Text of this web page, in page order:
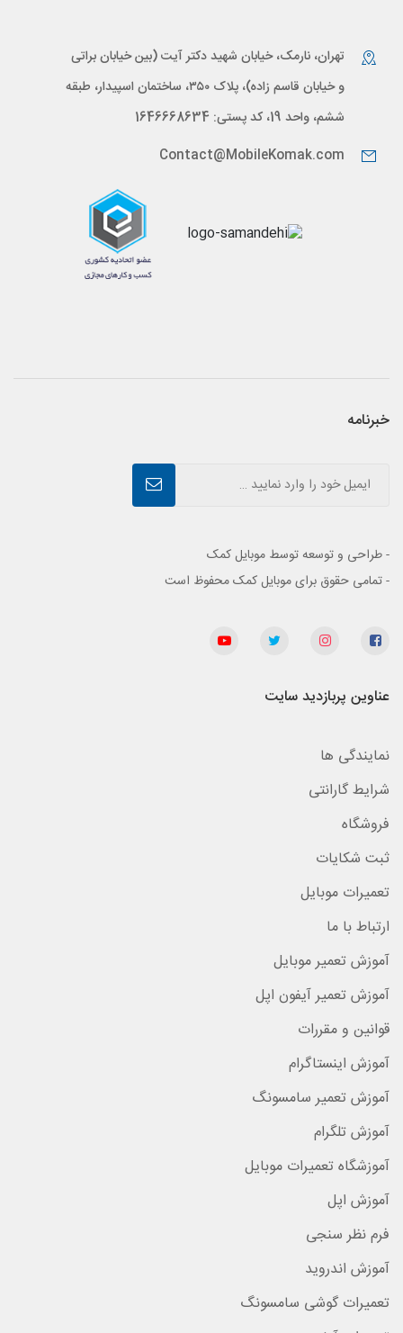
تهران، نارمک، خیابان شهید دکتر آیت (بین خیابان براتی
و خیابان قاسم زاده)، پلاک ۳۵۰، ساختمان اسپیدار، طبقه
ششم، واحد 19، کد پستی: 1646668634
Contact@MobileKomak.com
خبرنامه
- طراحی و توسعه توسط موبایل کمک
- تمامی حقوق برای موبایل کمک محفوظ است
عناوین پربازدید سایت
نمایندگی ها
شرایط گارانتی
فروشگاه
ثبت شکایات
تعمیرات موبایل
ارتباط با ما
آموزش تعمیر موبایل
آموزش تعمیر آیفون اپل
قوانین و مقررات
آموزش اینستاگرام
آموزش تعمیر سامسونگ
آموزش تلگرام
آموزشگاه تعمیرات موبایل
آموزش اپل
فرم نظر سنجی
آموزش اندروید
تعمیرات گوشی سامسونگ